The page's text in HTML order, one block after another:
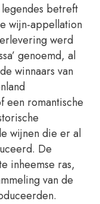
betreft
wijn-appellation
werd
genoemd, al
winnaars van
een romantische
wijnen die er al
De
inheemse ras,
van de